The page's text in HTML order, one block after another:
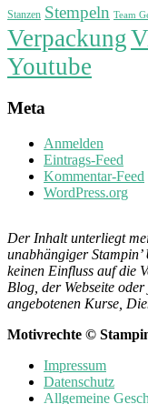
Stanzen Stempeln Team
Verpackung
Youtube
Meta
Anmelden
Eintrags-Feed
Kommentar-Feed
WordPress.org
Der Inhalt unterliegt
unabhängiger
keinen Einfluss auf die
Blog, der Webseite
angebotenen Kurse,
Motivrechte ©
Impressum
Datenschutz
Allgemeine